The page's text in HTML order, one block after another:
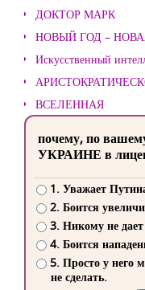
ДОКТОР МАРК
НОВЫЙ ГОД –
Искусственный
ВСЕЛЕННАЯ
почему, по
УКРАИНЕ в
1. Уважает
2. Боится
3. Никому не
4. Боится
5. Просто у него
не сделать.